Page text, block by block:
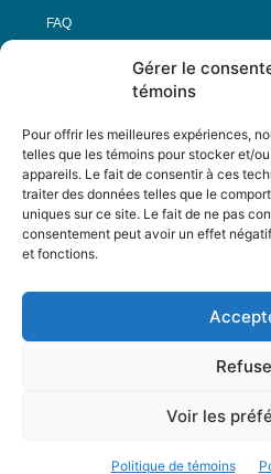
Gérer le
témoins
Pour offrir les meilleures expériences,
telles que les témoins pour stocker et/
appareils. Le fait de consentir à ces
traiter des données telles que le
uniques sur ce site. Le fait de ne pas
consentement peut avoir un effet
et fonctions.
Voir les
Politique de témoins
FAQ
Nous Suivre
12-3894 rue Sainte-Catherine Est,
SANS-FRAIS : 1-877-256-9009
© Reflet de Société -